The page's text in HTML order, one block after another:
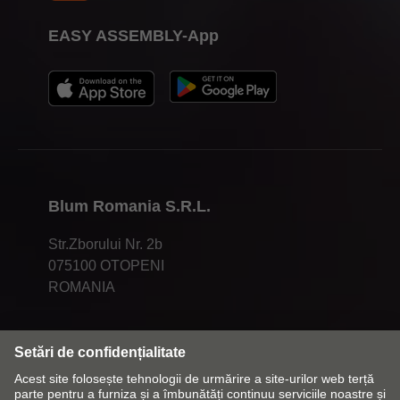
Blum Romania S.R.L.
Str.Zborului Nr. 2b
075100 OTOPENI
ROMANIA
EASY ASSEMBLY-App
Modificați piața și limba